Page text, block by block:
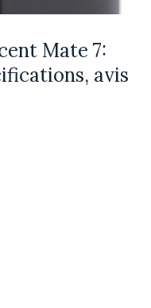
Mate 7:
avis